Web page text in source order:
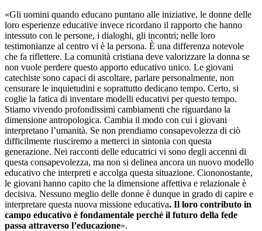
«Gli uomini quando educano puntano alle iniziative, le donne delle
loro esperienze educative invece ricordano il rapporto che hanno
intessuto con le persone, i dialoghi, gli incontri; nelle loro
testimonianze al centro vi è la persona. È una differenza notevole
che fa riflettere. La comunità cristiana deve valorizzare la donna se
non vuole perdere questo apporto educativo unico. Le giovani
catechiste sono capaci di ascoltare, parlare personalmente, non
censurare le inquietudini e soprattutto dedicano tempo. Certo, si
coglie la fatica di inventare modelli educativi per questo tempo.
Stiamo vivendo profondissimi cambiamenti che riguardano la
dimensione antropologica. Cambia il modo con cui i giovani
interpretano l’umanità. Se non prendiamo consapevolezza di ciò
difficilmente riusciremo a metterci in sintonia con questa
generazione. Nei racconti delle educatrici vi sono degli accenni di
questa consapevolezza, ma non si delinea ancora un nuovo modello
educativo che interpreti e accolga questa situazione. Ciononostante,
le giovani hanno capito che la dimensione affettiva e relazionale è
decisiva. Nessuno meglio delle donne è dunque in grado di capire e
interpretare questa nuova missione educativa. Il loro contributo in
campo educativo è fondamentale perché il futuro della fede
passa attraverso l’educazione».